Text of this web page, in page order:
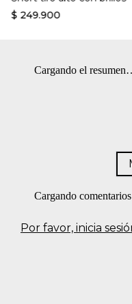
$ 249.900
Cargando el
Por favor, inicia
Cargando